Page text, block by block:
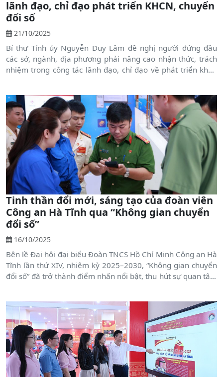
lãnh đạo, chỉ đạo phát triển KHCN, chuyển
đổi số
21/10/2025
Bí thư Tỉnh ủy Nguyễn Duy Lâm đề nghị người đứng đầu
các sở, ngành, địa phương phải nâng cao nhận thức, trách
nhiệm trong công tác lãnh đạo, chỉ đạo về phát triển khoa
Tinh thần đổi mới, sáng tạo của đoàn viên
Công an Hà Tĩnh qua “Không gian chuyển
đổi số”
16/10/2025
Bên lề Đại hội đại biểu Đoàn TNCS Hồ Chí Minh Công an Hà
Tĩnh lần thứ XIV, nhiệm kỳ 2025–2030, “Không gian chuyển
đổi số” đã trở thành điểm nhấn nổi bật, thu hút sự quan tâm